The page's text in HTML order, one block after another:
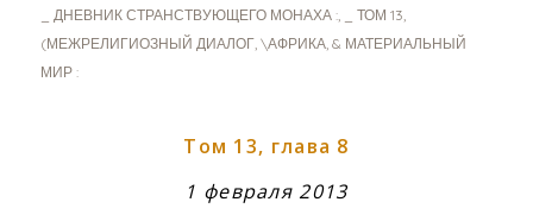
_ ДНЕВНИК СТРАНСТВУЮЩЕГО МОНАХА :, _ ТОМ 13
(МЕЖРЕЛИГИОЗНЫЙ ДИАЛОГ, \АФРИКА, & МАТЕРИАЛЬНЫЙ
МИР :
Том 13, глава 8
1 февраля 2013